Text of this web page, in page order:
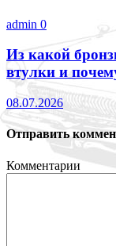
admin 0
Из какой
втулки и
08.07.2026
Отправить
Комментарии